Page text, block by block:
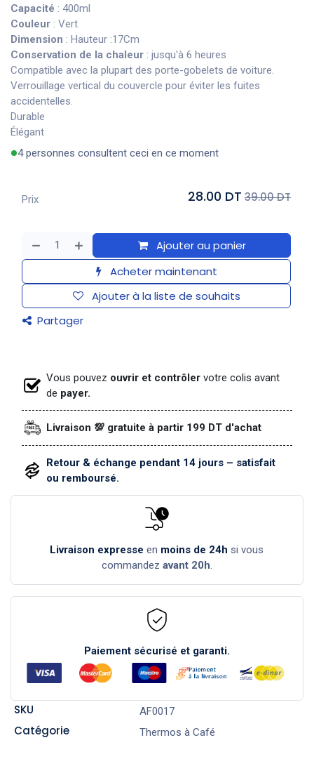
Capacité : 400ml
Couleur : Vert
Dimension : Hauteur :17Cm
Conservation de la chaleur : jusqu'à 6 heures
Compatible avec la plupart des porte-gobelets de voiture.
Verrouillage vertical du couvercle pour éviter les fuites
accidentelles.
Durable
Élégant
4 personnes consultent ceci en ce moment
Ajouter au panier
Acheter maintenant
Ajouter à la liste de souhaits
Partager
Prix 28.00 DT 39.00 DT
Vous pouvez ouvrir et contrôler votre colis avant
de payer.
Livraison 💯 gratuite à partir 199 DT d'achat
Retour & échange pendant 14 jours – satisfait
ou remboursé.
Livraison expresse en moins de 24h si vous
commandez avant 20h.
Paiement sécurisé et garanti.
SKU AF0017
Catégorie Thermos à Café